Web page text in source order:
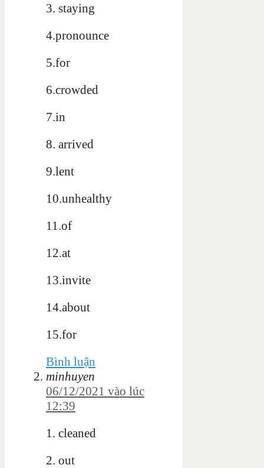
3. staying
4.pronounce
5.for
6.crowded
7.in
8. arrived
9.lent
10.unhealthy
11.of
12.at
13.invite
14.about
15.for
Bình luận
minhuyen
06/12/2021 vào lúc
12:39
1. cleaned
2. out